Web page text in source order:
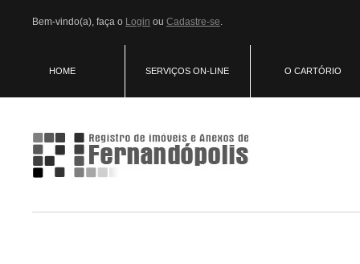
Bem-vindo(a), faça o Login ou Cadastre-se.
HOME SERVIÇOS ON-LINE O CARTÓRIO